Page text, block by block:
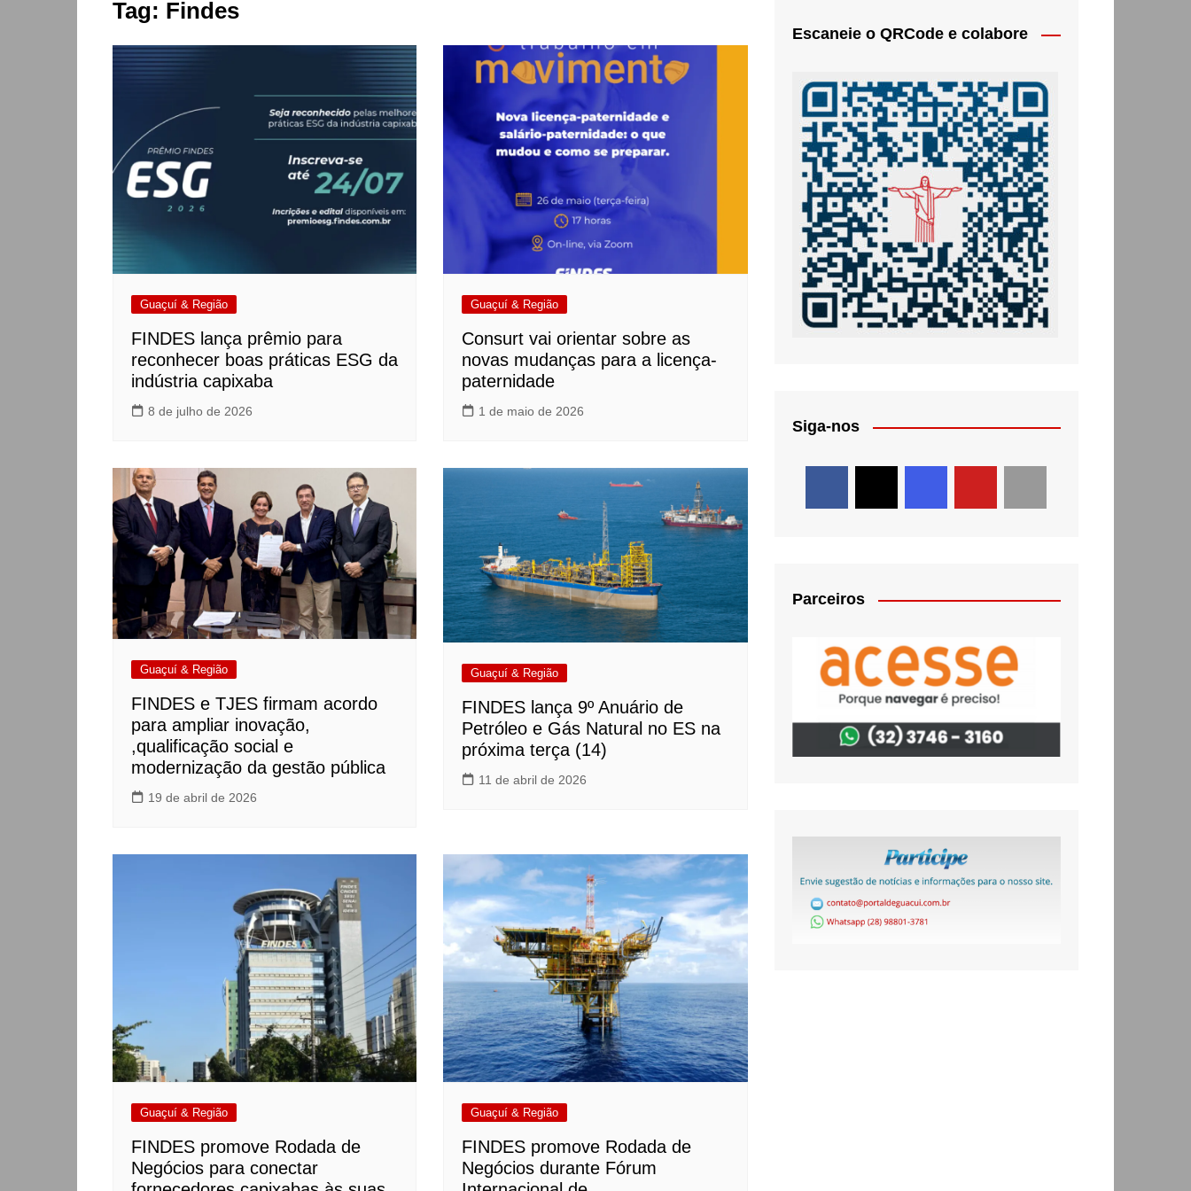
Tag: Findes
Guaçuí & Região
FINDES lança prêmio para
reconhecer boas práticas ESG da
indústria capixaba
8 de julho de 2026
Guaçuí & Região
Consurt vai orientar sobre as
novas mudanças para a licença-
paternidade
1 de maio de 2026
Guaçuí & Região
FINDES e TJES firmam acordo
para ampliar inovação,
,qualificação social e
modernização da gestão pública
19 de abril de 2026
Guaçuí & Região
FINDES lança 9º Anuário de
Petróleo e Gás Natural no ES na
próxima terça (14)
11 de abril de 2026
Guaçuí & Região
FINDES promove Rodada de
Negócios para conectar
Guaçuí & Região
FINDES promove Rodada de
Negócios durante Fórum
Escaneie o QRCode e colabore
Siga-nos
Parceiros